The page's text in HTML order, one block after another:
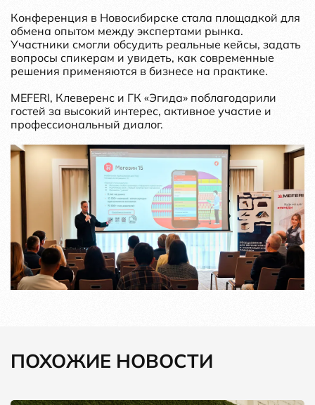
Конференция в Новосибирске стала площадкой для
обмена опытом между экспертами рынка.
Участники смогли обсудить реальные кейсы, задать
вопросы спикерам и увидеть, как современные
решения применяются в бизнесе на практике.
MEFERI, Клеверенс и ГК «Эгида» поблагодарили
гостей за высокий интерес, активное участие и
профессиональный диалог.
ПОХОЖИЕ НОВОСТИ